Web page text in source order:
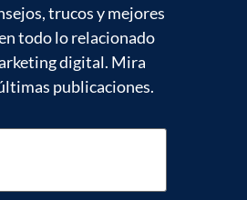
trucos y mejores
todo lo relacionado
digital. Mira
publicaciones.